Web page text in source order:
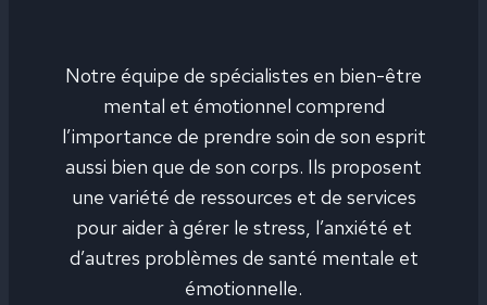
Notre équipe de spécialistes en bien-être
mental et émotionnel comprend
l’importance de prendre soin de son esprit
aussi bien que de son corps. Ils proposent
une variété de ressources et de services
pour aider à gérer le stress, l’anxiété et
d’autres problèmes de santé mentale et
émotionnelle.